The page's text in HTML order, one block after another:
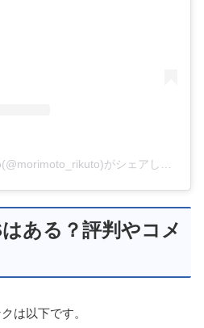
ある？評判やコメ
は以下です。